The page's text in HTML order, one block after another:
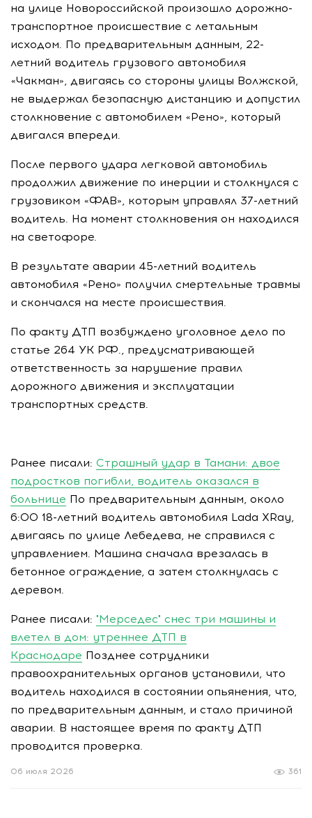
на улице Новороссийской произошло дорожно-
транспортное происшествие с летальным
исходом. По предварительным данным, 22-
летний водитель грузового автомобиля
«Чакман», двигаясь со стороны улицы Волжской,
не выдержал безопасную дистанцию и допустил
столкновение с автомобилем «Рено», который
двигался впереди.
После первого удара легковой автомобиль
продолжил движение по инерции и столкнулся с
грузовиком «ФАВ», которым управлял 37-летний
водитель. На момент столкновения он находился
на светофоре.
В результате аварии 45-летний водитель
автомобиля «Рено» получил смертельные травмы
и скончался на месте происшествия.
По факту ДТП возбуждено уголовное дело по
статье 264 УК РФ., предусматривающей
ответственность за нарушение правил
дорожного движения и эксплуатации
транспортных средств.
Ранее писали: Страшный удар в Тамани: двое
подростков погибли, водитель оказался в
больнице По предварительным данным, около
6:00 18-летний водитель автомобиля Lada XRay,
двигаясь по улице Лебедева, не справился с
управлением. Машина сначала врезалась в
бетонное ограждение, а затем столкнулась с
деревом.
Ранее писали: "Мерседес" снес три машины и
влетел в дом: утреннее ДТП в
Краснодаре Позднее сотрудники
правоохранительных органов установили, что
водитель находился в состоянии опьянения, что,
по предварительным данным, и стало причиной
аварии. В настоящее время по факту ДТП
проводится проверка.
361
06 июля 2026